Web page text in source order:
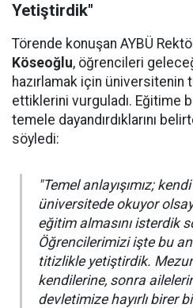
Yetiştirdik"
Törende konuşan AYBÜ
Köseoğlu, öğrencileri
hazırlamak için üniversitenin
ettiklerini vurguladı. Eğitime
temele dayandırdıklarını
söyledi:
"Temel anlayışımız;
üniversitede okuyor
eğitim almasını isterdik
Öğrencilerimizi işte bu
titizlikle yetiştirdik.
kendilerine, sonra
devletimize hayırlı birer